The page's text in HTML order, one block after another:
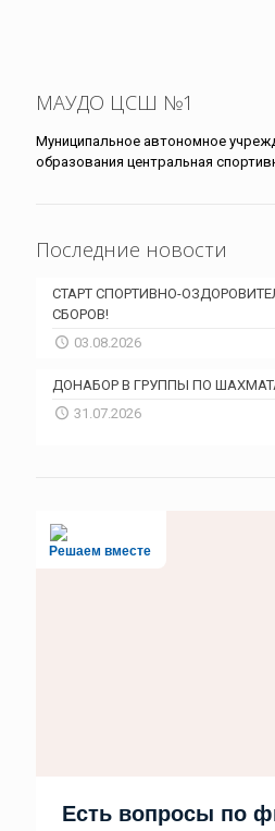
МАУДО ЦСШ №1
Муниципальное автономное
образования центральная
Последние новости
СТАРТ СПОРТИВНО-
СБОРОВ!
03.08.2026
ДОНАБОР В ГРУППЫ ПО
31.07.2026
Решаем вместе
Есть вопросы по